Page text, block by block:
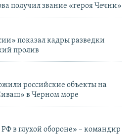
получил звание «героя Чечни»
показал кадры разведки
пролив
российские объекты на
в Черном море
в глухой обороне» – командир